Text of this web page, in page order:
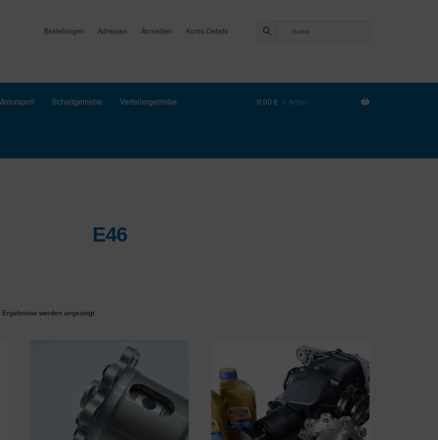
Bestellungen Adressen Anmelden Konto-Details
Schaltgetriebe Verteilergetriebe 0,00 € 0 Artikel
E46
Ergebnisse werden angezeigtNach